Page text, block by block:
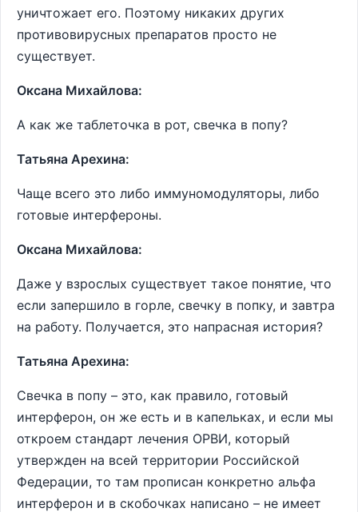
уничтожает его. Поэтому никаких других
противовирусных препаратов просто не
существует.
Оксана Михайлова:
А как же таблеточка в рот, свечка в попу?
Татьяна Арехина:
Чаще всего это либо иммуномодуляторы, либо
готовые интерфероны.
Оксана Михайлова:
Даже у взрослых существует такое понятие, что
если запершило в горле, свечку в попку, и завтра
на работу. Получается, это напрасная история?
Татьяна Арехина:
Свечка в попу – это, как правило, готовый
интерферон, он же есть и в капельках, и если мы
откроем стандарт лечения ОРВИ, который
утвержден на всей территории Российской
Федерации, то там прописан конкретно альфа
интерферон и в скобочках написано – не имеет